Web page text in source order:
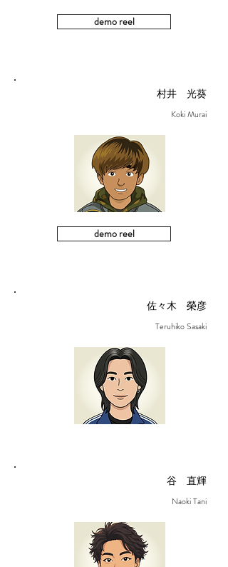
demo reel
村井 光葵
Koki Murai
demo reel
佐々木 榮彦
Teruhiko Sasaki
谷 直輝
Naoki Tani